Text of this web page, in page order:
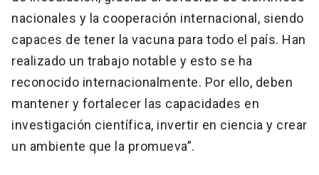
nacionales y la cooperación internacional, siendo
capaces de tener la vacuna para todo el país. Han
realizado un trabajo notable y esto se ha
reconocido internacionalmente. Por ello, deben
mantener y fortalecer las capacidades en
investigación científica, invertir en ciencia y crear
un ambiente que la promueva”.